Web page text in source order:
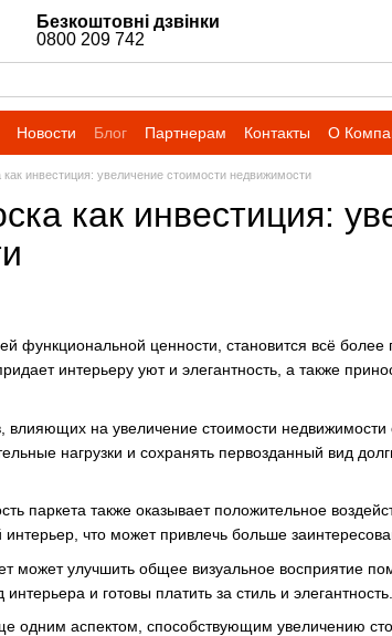
Безкоштовні дзвінки
0800 209 742
Новости Блог Партнерам Контакты О
как инвестиция: увеличение стоимости недвижимости
как инвестиция:
функциональной ценности, становится всё
интерьеру уют и элегантность, а также
на увеличение стоимости недвижимости
нагрузки и сохранять первозданный вид
паркета также оказывает положительное
что может привлечь больше
может улучшить общее визуальное восприятие
и готовы платить за стиль и элегантность.
одним аспектом, способствующим увеличению